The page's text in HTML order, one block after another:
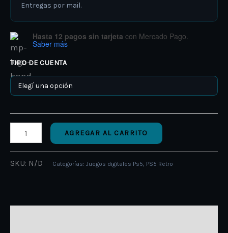
Entregas por mail.
Hasta 12 pagos sin tarjeta con Mercado Pago.
Saber más
TIPO DE CUENTA
AGREGAR AL CARRITO
SKU: N/D Categorías: Juegos digitales Ps5 PS5 Retro